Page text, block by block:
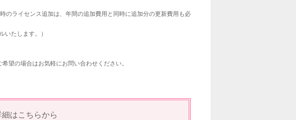
ライセンス追加は、年間の追加費用と同時に追加分の更新費用も必
いたします。）
望の場合はお気軽にお問い合わせください。
細はこちらから